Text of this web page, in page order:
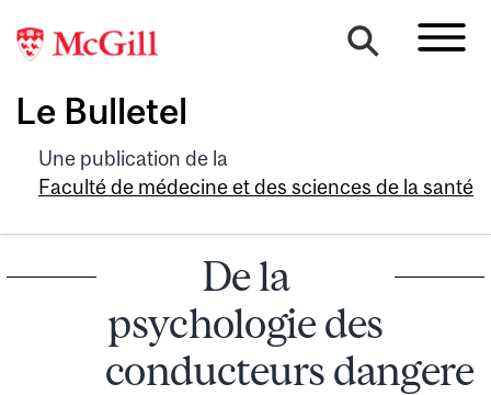
Le Bulletel
Une publication de la
Faculté de médecine et des sciences de la santé
De la
psychologie des
conducteurs